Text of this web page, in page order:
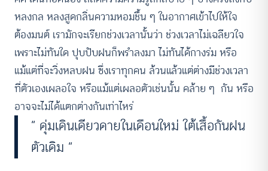
หลงกล หลงสูดกลิ่นความหอมชื้น ๆ ในอากาศเข้าไปให้ใจ
ต้องมนต์ เรามักจะเรียกช่วงเวลานั้นว่า ช่วงเวลาไม่เฉลียวใจ
เพราะไม่ทันใด ปุบปับฝนก็พรำลงมา ไม่ทันได้กางร่ม หรือ
แม้แต่ที่จะวิ่งหลบฝน ซึ่งเราทุกคน ล้วนแล้วแต่ต่างมีช่วงเวลา
ที่ตัวเองเผลอใจ หรือแม้แต่เผลอตัวเช่นนั้น คล้าย ๆ กัน หรือ
อาจจะไม่ได้แตกต่างกันเท่าไหร่
“ ดุ่มเดินเดียวดายในเดือนใหม่ ใต้เสื้อกันฝน
ตัวเดิม “